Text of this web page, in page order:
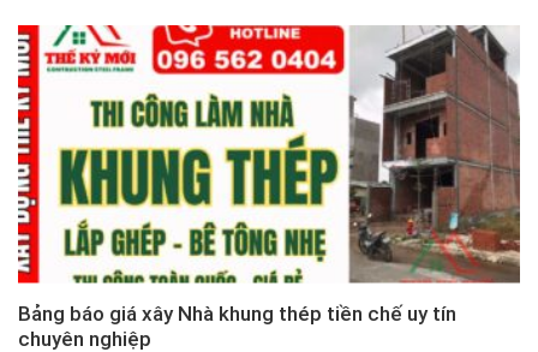
Bảng báo giá xây Nhà khung thép tiền chế uy tín
chuyên nghiệp